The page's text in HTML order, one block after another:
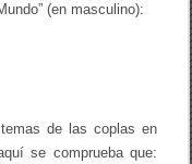
(en masculino):
de las coplas en
se comprueba que: